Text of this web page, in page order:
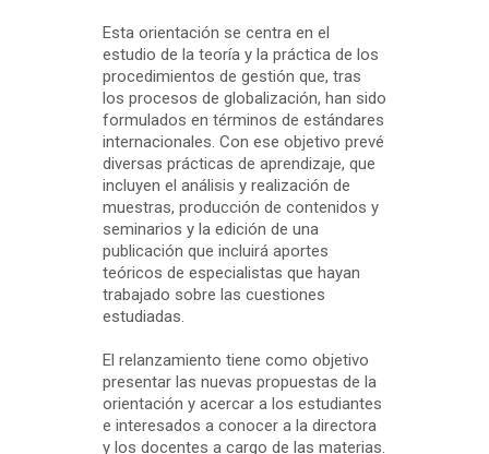
Esta orientación se centra en el
estudio de la teoría y la práctica de los
procedimientos de gestión que, tras
los procesos de globalización, han sido
formulados en términos de estándares
internacionales. Con ese objetivo prevé
diversas prácticas de aprendizaje, que
incluyen el análisis y realización de
muestras, producción de contenidos y
seminarios y la edición de una
publicación que incluirá aportes
teóricos de especialistas que hayan
trabajado sobre las cuestiones
estudiadas.
El relanzamiento tiene como objetivo
presentar las nuevas propuestas de la
orientación y acercar a los estudiantes
e interesados a conocer a la directora
y los docentes a cargo de las materias.